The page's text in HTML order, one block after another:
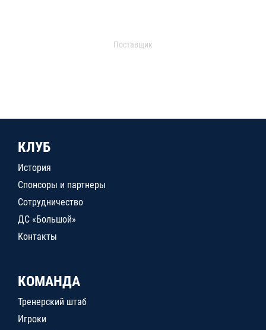
Поставщик
КЛУБ
История
Спонсоры и партнеры
Сотрудничество
ДС «Большой»
Контакты
КОМАНДА
Тренерский штаб
Игроки